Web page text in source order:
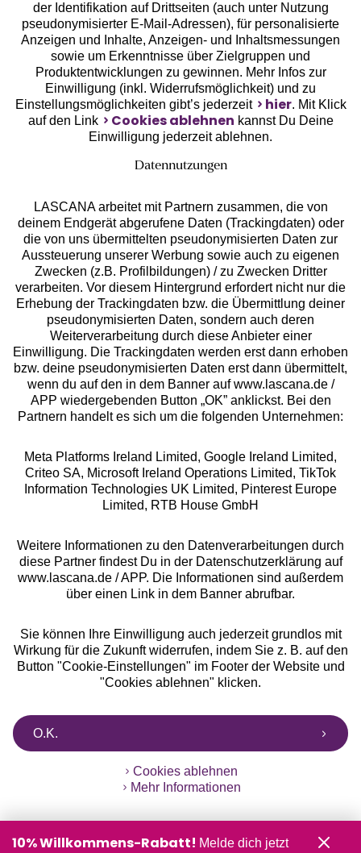
Unsere Apps
Services
Beratung
Über uns
Rechtliches
Alle Preise inkl. MwSt., zzgl.
Versandkosten
** Bonität vorausgesetzt, berechtigt zur Bonitätsprüfung
der Identifikation auf Drittseiten (auch unter Nutzung
pseudonymisierter E-Mail-Adressen), für personalisierte
Anzeigen und Inhalte, Anzeigen- und Inhaltsmessungen
sowie um Erkenntnisse über Zielgruppen und
Produktentwicklungen zu gewinnen. Mehr Infos zur
Einwilligung (inkl. Widerrufsmöglichkeit) und zu
Einstellungsmöglichkeiten gibt’s jederzeit
hier. Mit Klick
auf den Link
Cookies ablehnen kannst Du Deine
Einwilligung jederzeit ablehnen.
Datennutzungen
LASCANA arbeitet mit Partnern zusammen, die von
deinem Endgerät abgerufene Daten (Trackingdaten) oder
die von uns übermittelten pseudonymisierten Daten zur
Aussteuerung unserer Werbung sowie auch zu eigenen
Zwecken (z.B. Profilbildungen) / zu Zwecken Dritter
verarbeiten. Vor diesem Hintergrund erfordert nicht nur die
Erhebung der Trackingdaten bzw. die Übermittlung deiner
pseudonymisierten Daten, sondern auch deren
Weiterverarbeitung durch diese Anbieter einer
Einwilligung. Die Trackingdaten werden erst dann erhoben
bzw. deine pseudonymisierten Daten erst dann übermittelt,
wenn du auf den in dem Banner auf www.lascana.de /
APP wiedergebenden Button „OK” anklickst. Bei den
Partnern handelt es sich um die folgenden Unternehmen:
Meta Platforms Ireland Limited, Google Ireland Limited,
Criteo SA, Microsoft Ireland Operations Limited, TikTok
Information Technologies UK Limited, Pinterest Europe
Limited, RTB House GmbH
Weitere Informationen zu den Datenverarbeitungen durch
diese Partner findest Du in der Datenschutzerklärung auf
www.lascana.de / APP. Die Informationen sind außerdem
über einen Link in dem Banner abrufbar.
Sie können Ihre Einwilligung auch jederzeit grundlos mit
Wirkung für die Zukunft widerrufen, indem Sie z. B. auf den
Button "Cookie-Einstellungen" im Footer der Website und
"Cookies ablehnen" klicken.
O.K.
Cookies ablehnen
Mehr Informationen
10% Willkommens-Rabatt! Melde dich jetzt